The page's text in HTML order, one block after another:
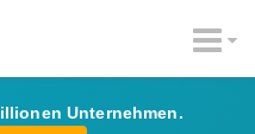
Unternehmen.